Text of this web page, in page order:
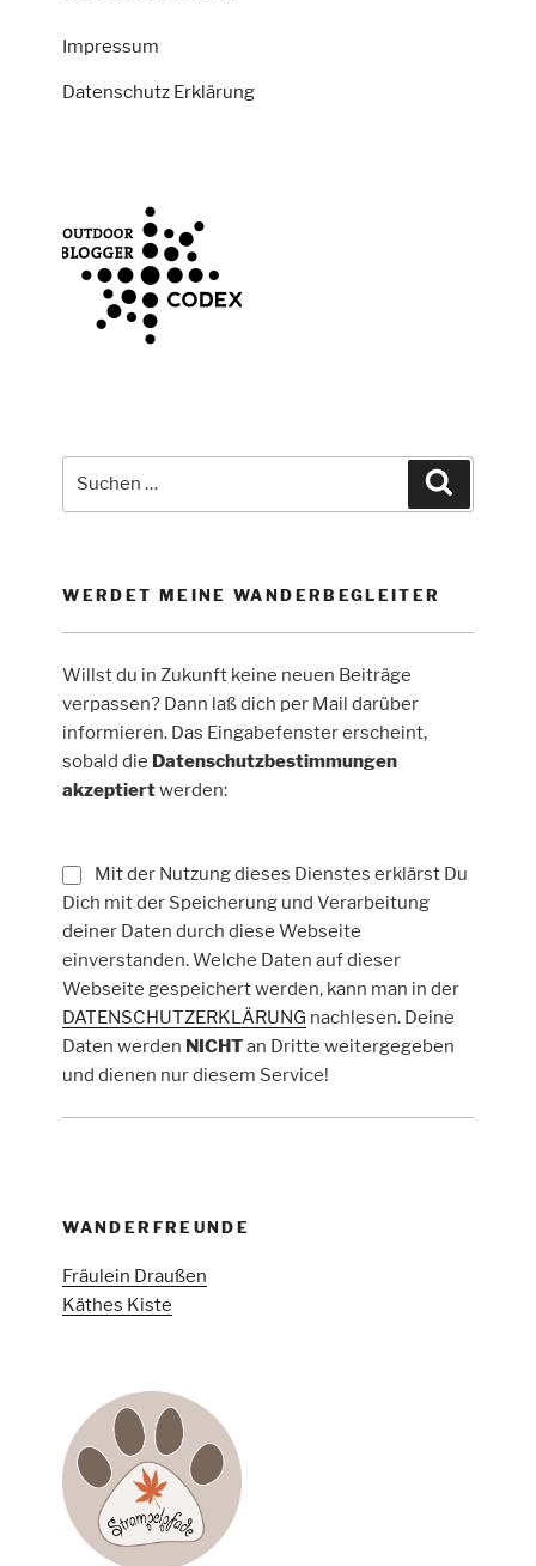
Impressum
Datenschutz Erklärung
WERDET MEINE WANDERBEGLEITER
Willst du in Zukunft keine neuen Beiträge
verpassen? Dann laß dich per Mail darüber
informieren. Das Eingabefenster erscheint,
sobald die Datenschutzbestimmungen
akzeptiertwerden:
Mit der Nutzung dieses Dienstes erklärst Du
Dich mit der Speicherung und Verarbeitung
deiner Daten durch diese Webseite
einverstanden. Welche Daten auf dieser
Webseite gespeichert werden, kann man in der
DATENSCHUTZERKLÄRUNG nachlesen. Deine
Daten werden NICHTan Dritte weitergegeben
und dienen nur diesem Service!
WANDERFREUNDE
Fräulein Draußen
Käthes Kiste